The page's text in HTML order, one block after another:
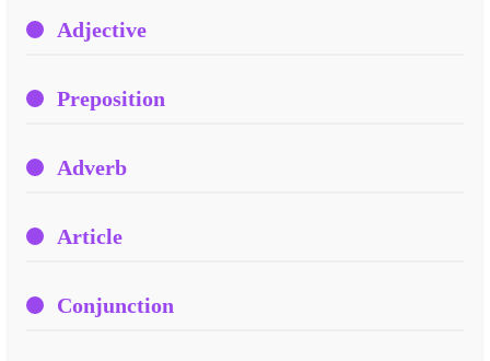
Adjective
Preposition
Adverb
Article
Conjunction